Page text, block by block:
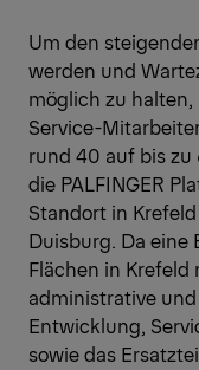
Um den
werden und
möglich zu halten,
Service-
rund 40 auf bis zu
die PALFINGER
Standort in
Duisburg. Da eine
Flächen in
administrative
Entwicklung,
sowie das